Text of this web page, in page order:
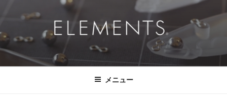
ン
ツ
へ
ELEMENTS®
挑戦的に、ドラマチックに、 そして、真っ直ぐに。
メニュー